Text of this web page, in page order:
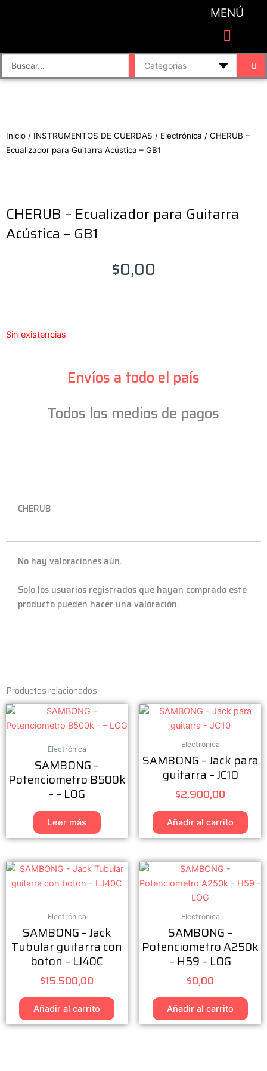
MENÚ
Search
...
Inicio / INSTRUMENTOS DE CUERDAS / Electrónica / CHERUB –
Ecualizador para Guitarra Acústica – GB1
CHERUB – Ecualizador para Guitarra
Acústica – GB1
$0,00
Sin existencias
Envíos a todo el país
Todos los medios de pagos
CHERUB
No hay valoraciones aún.
Solo los usuarios registrados que hayan comprado este
producto pueden hacer una valoración.
Productos relacionados
Electrónica
SAMBONG –
Potenciometro B500k
– – LOG
Leer más
Electrónica
SAMBONG – Jack para
guitarra – JC10
$2.900,00
Añadir al carrito
Electrónica
SAMBONG – Jack
Tubular guitarra con
boton – LJ40C
$15.500,00
Añadir al carrito
Electrónica
SAMBONG –
Potenciometro A250k
– H59 – LOG
$0,00
Añadir al carrito